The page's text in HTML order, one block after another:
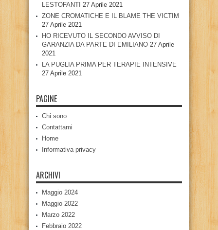
LESTOFANTI 27 Aprile 2021
ZONE CROMATICHE E IL BLAME THE VICTIM
27 Aprile 2021
HO RICEVUTO IL SECONDO AVVISO DI
GARANZIA DA PARTE DI EMILIANO 27 Aprile
2021
LA PUGLIA PRIMA PER TERAPIE INTENSIVE
27 Aprile 2021
PAGINE
Chi sono
Contattami
Home
Informativa privacy
ARCHIVI
Maggio 2024
Maggio 2022
Marzo 2022
Febbraio 2022